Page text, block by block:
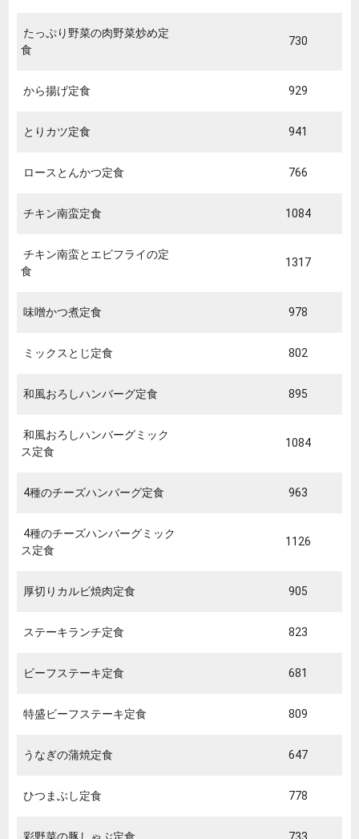
たっぷり野菜の肉野菜炒め定
食
730
から揚げ定食 929
とりカツ定食 941
ロースとんかつ定食 766
チキン南蛮定食 1084
チキン南蛮とエビフライの定
食
1317
味噌かつ煮定食 978
ミックスとじ定食 802
和風おろしハンバーグ定食 895
和風おろしハンバーグミック
ス定食
1084
4種のチーズハンバーグ定食 963
4種のチーズハンバーグミック
ス定食
1126
厚切りカルビ焼肉定食 905
ステーキランチ定食 823
ビーフステーキ定食 681
特盛ビーフステーキ定食 809
うなぎの蒲焼定食 647
ひつまぶし定食 778